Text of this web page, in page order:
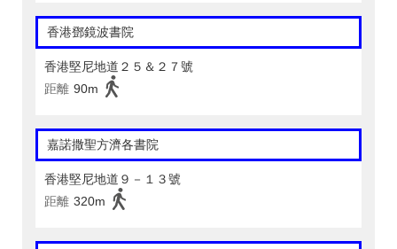
香港鄧鏡波書院
香港堅尼地道２５＆２７號
距離 90m
嘉諾撒聖方濟各書院
香港堅尼地道９－１３號
距離 320m